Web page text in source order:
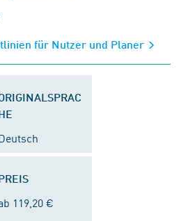
für Nutzer und Planer
119,20 €